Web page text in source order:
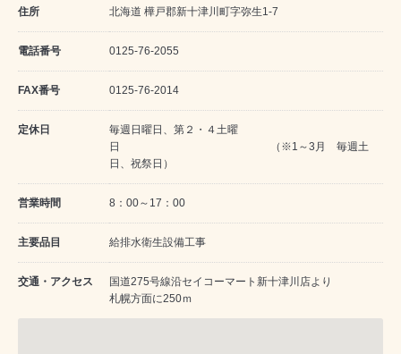
住所 北海道 樺戸郡新十津川町字弥生1-7
電話番号 0125-76-2055
FAX番号 0125-76-2014
定休日
毎週日曜日、第２・４土曜
日 （※1～3月 毎週土
日、祝祭日）
営業時間 8：00～17：00
主要品目 給排水衛生設備工事
交通・アクセス
国道275号線沿セイコーマート新十津川店より
札幌方面に250ｍ